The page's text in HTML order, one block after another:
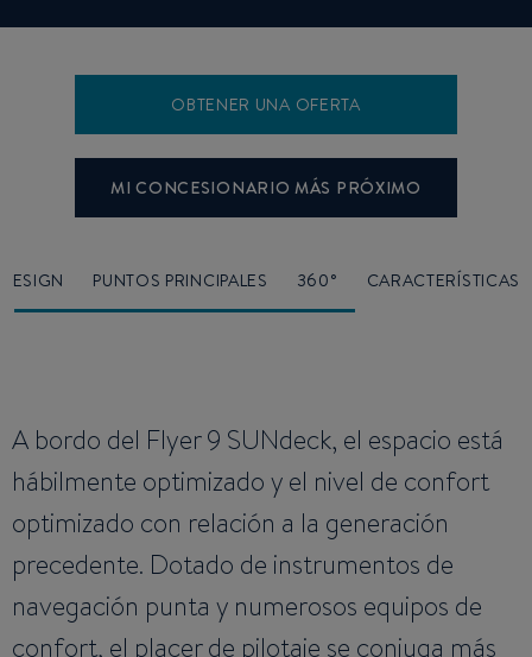
OBTENER UNA OFERTA
MI CONCESIONARIO MÁS PRÓXIMO
DESIGN PUNTOS PRINCIPALES 360° CARACTERÍSTICAS
A bordo del Flyer 9 SUNdeck, el espacio está
hábilmente optimizado y el nivel de confort
optimizado con relación a la generación
precedente. Dotado de instrumentos de
navegación punta y numerosos equipos de
confort, el placer de pilotaje se conjuga más